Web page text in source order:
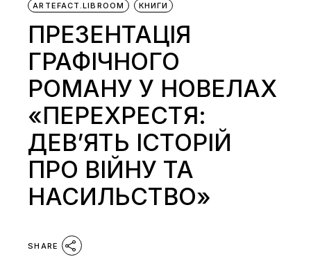
ARTEFACT.LIBROOM
КНИГИ
ПРЕЗЕНТАЦІЯ
ГРАФІЧНОГО
РОМАНУ У НОВЕЛАХ
«ПЕРЕХРЕСТЯ:
ДЕВ’ЯТЬ ІСТОРІЙ
ПРО ВІЙНУ ТА
НАСИЛЬСТВО»
SHARE